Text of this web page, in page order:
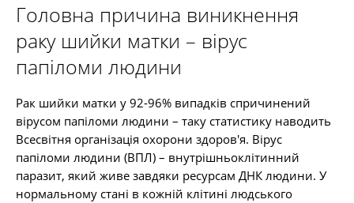
Головна причина виникнення
раку шийки матки – вірус
папіломи людини
Рак шийки матки у 92-96% випадків спричинений
вірусом папіломи людини – таку статистику наводить
Всесвітня організація охорони здоров'я. Вірус
папіломи людини (ВПЛ) – внутрішньоклітинний
паразит, який живе завдяки ресурсам ДНК людини. У
нормальному стані в кожній клітині людського